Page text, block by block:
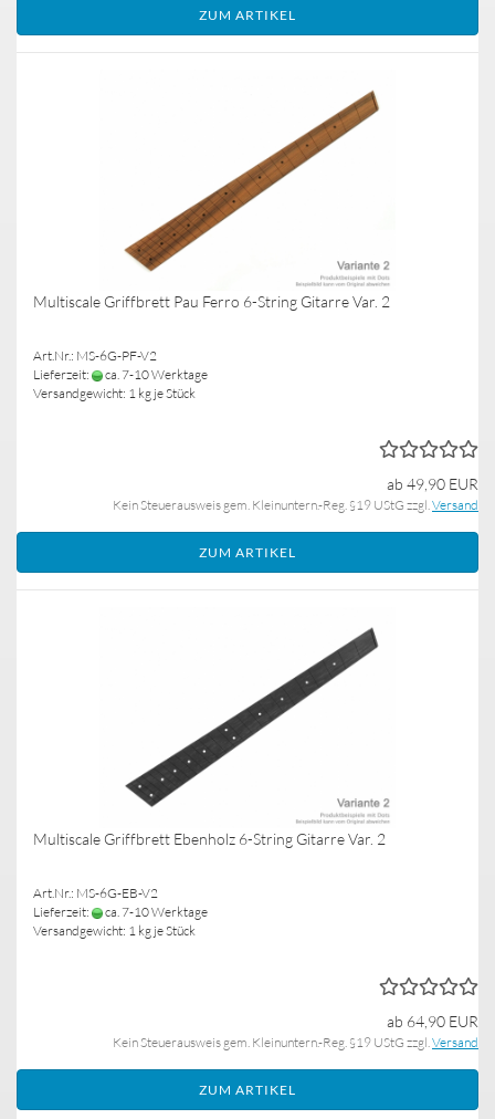
ZUM ARTIKEL
Multiscale Griffbrett Pau Ferro 6-String Gitarre Var. 2
Art.Nr.: MS-6G-PF-V2
Lieferzeit:
ca. 7-10 Werktage
Versandgewicht: 1 kg je Stück
ab 49,90 EUR
Kein Steuerausweis gem. Kleinuntern.-Reg. §19 UStG zzgl. Versand
ZUM ARTIKEL
Multiscale Griffbrett Ebenholz 6-String Gitarre Var. 2
Art.Nr.: MS-6G-EB-V2
Lieferzeit:
ca. 7-10 Werktage
Versandgewicht: 1 kg je Stück
ab 64,90 EUR
Kein Steuerausweis gem. Kleinuntern.-Reg. §19 UStG zzgl. Versand
ZUM ARTIKEL